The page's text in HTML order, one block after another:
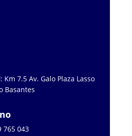
: Km 7.5 Av. Galo Plaza Lasso
Basantes
765 043